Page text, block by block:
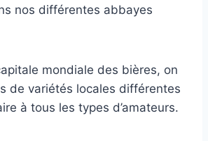
nos différentes abbayes
mondiale des bières, on
de variétés locales différentes
à tous les types d’amateurs.